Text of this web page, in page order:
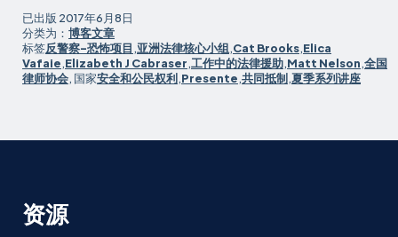
座
关
于
已出版 2017年6月8日
分类为： 博客文章
标签反警察-恐怖项目 ,亚洲法律核心小组,Cat Brooks,Elica
Vafaie,Elizabeth J Cabraser,工作中的法律援助,Matt Nelson,全国
律师协会, 国家安全和公民权利 ,Presente,共同抵制 ,夏季系列讲座
资源